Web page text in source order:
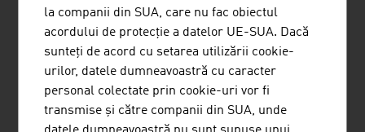
TALK ONLINE PANEL GMBH
la companii din SUA, care nu fac obiectul
acordului de protecție a datelor UE-SUA. Dacă
sunteți de acord cu setarea utilizării cookie-
urilor, datele dumneavoastră cu caracter
personal colectate prin cookie-uri vor fi
transmise și către companii din SUA, unde